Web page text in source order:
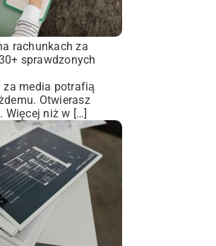
rachunkach za
sprawdzonych
za media potrafią
Otwierasz
Więcej niż w […]